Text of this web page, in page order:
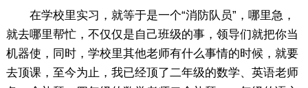
在学校里实习，就等于是一个“消防队员”，哪里急，
就去哪里帮忙，不仅仅是自己班级的事，领导们就把你当
机器使，同时，学校里其他老师有什么事情的时候，就要
去顶课，至今为止，我已经顶了二年级的数学、英语老师